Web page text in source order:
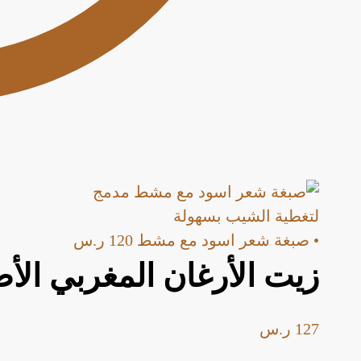
• صبغة شعر اسود مع مشط 120 ر.س
زيت الأرغان المغربي
127 ر.س